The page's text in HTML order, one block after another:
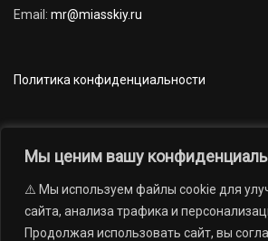
Мы ценим вашу
⚠️ Мы используем файлы cookie для
сайта, анализа трафика и
Продолжая использовать сайт, вы
Email: mr@miasskiy.ru
Политика конфиденциальности
Новости Наши проекты
АРХИВ
16+